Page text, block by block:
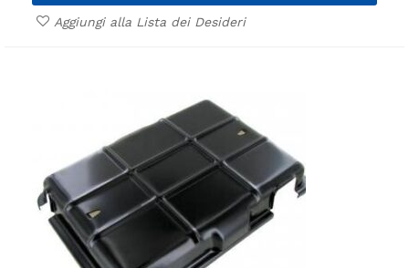
Aggiungi alla Lista dei Desideri